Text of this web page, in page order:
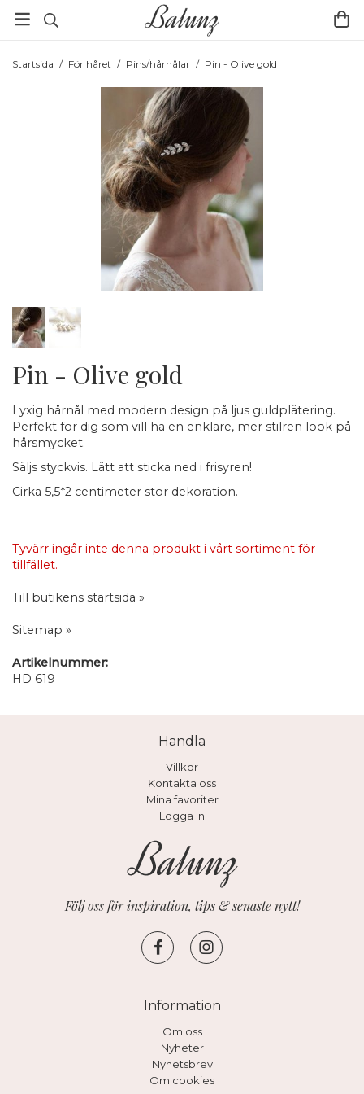
Startsida / För håret / Pins/hårnålar / Pin - Olive gold
Pin - Olive gold
Lyxig hårnål med modern design på ljus guldplätering.
Perfekt för dig som vill ha en enklare, mer stilren look på
hårsmycket.
Säljs styckvis. Lätt att sticka ned i frisyren!
Cirka 5,5*2 centimeter stor dekoration.
Tyvärr ingår inte denna produkt i vårt sortiment för
tillfället.
Till butikens startsida »
Sitemap »
Artikelnummer:
HD 619
Handla
Villkor
Kontakta oss
Mina favoriter
Logga in
Följ oss för inspiration, tips & senaste nytt!
Information
Om oss
Nyheter
Nyhetsbrev
Om cookies